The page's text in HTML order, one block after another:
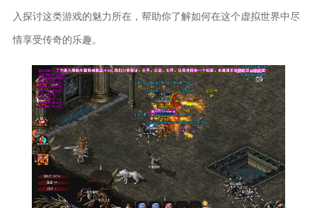
入探讨这类游戏的魅力所在，帮助你了解如何在这个虚拟世界中尽
情享受传奇的乐趣。